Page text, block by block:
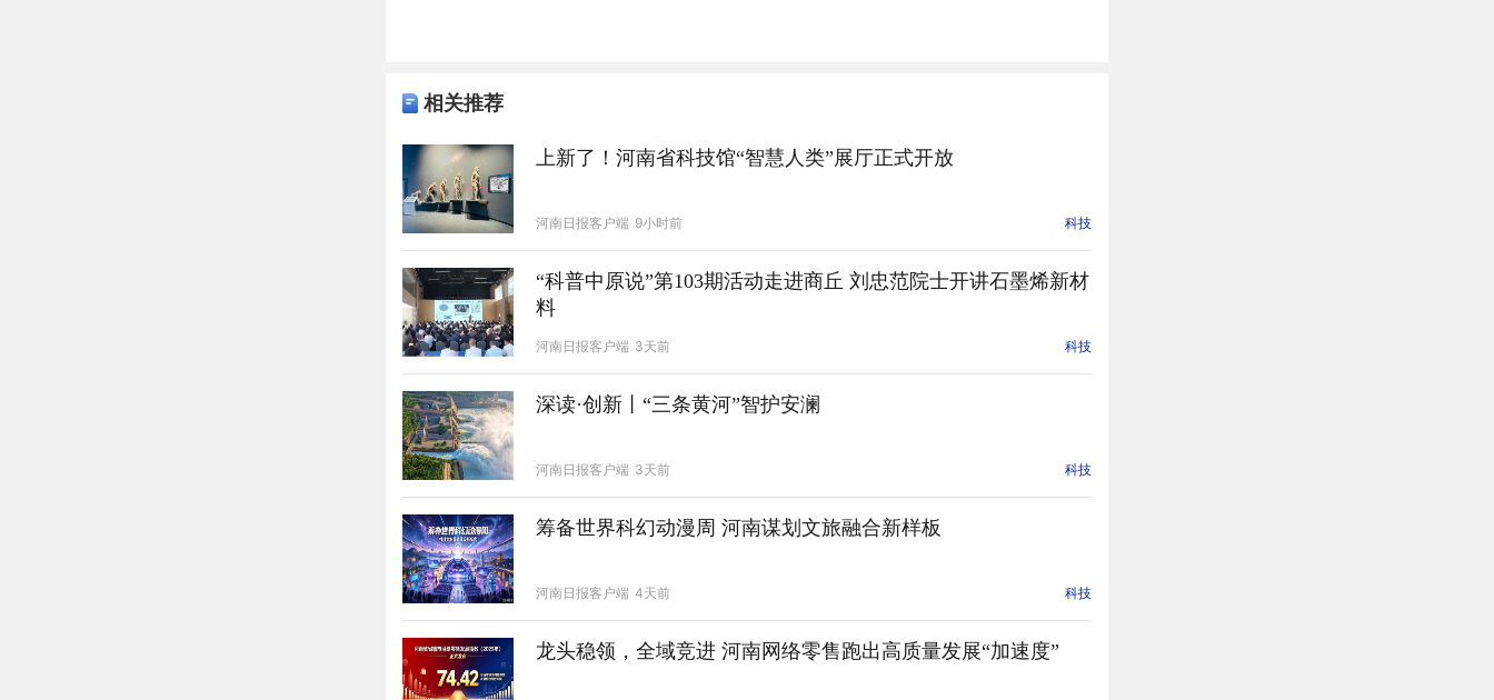
相关推荐
上新了！河南省科技馆“智慧人类”展厅正式开放
河南日报客户端 9小时前 科技
“科普中原说”第103期活动走进商丘 刘忠范院士开讲石墨烯新材
料
河南日报客户端 3天前 科技
深读·创新丨“三条黄河”智护安澜
河南日报客户端 3天前 科技
筹备世界科幻动漫周 河南谋划文旅融合新样板
河南日报客户端 4天前 科技
龙头稳领，全域竞进 河南网络零售跑出高质量发展“加速度”